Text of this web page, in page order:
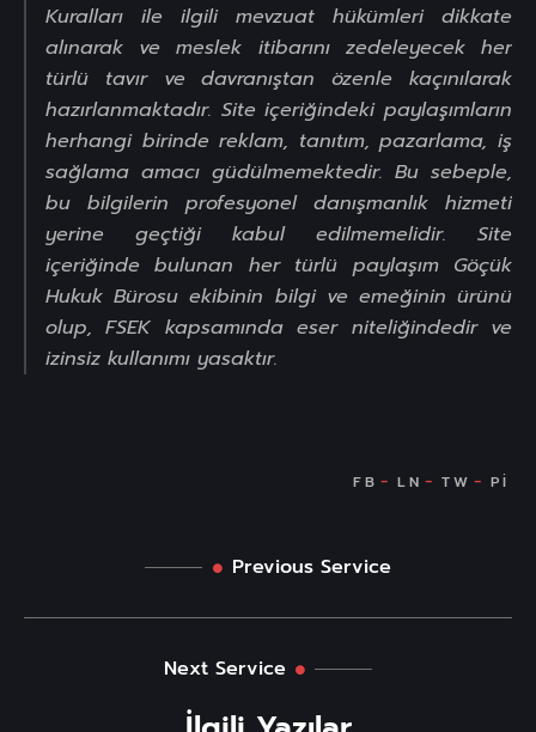
Kuralları ile ilgili mevzuat hükümleri dikkate
alınarak ve meslek itibarını zedeleyecek her
türlü tavır ve davranıştan özenle kaçınılarak
hazırlanmaktadır. Site içeriğindeki paylaşımların
herhangi birinde reklam, tanıtım, pazarlama, iş
sağlama amacı güdülmemektedir. Bu sebeple,
bu bilgilerin profesyonel danışmanlık hizmeti
yerine geçtiği kabul edilmemelidir. Site
içeriğinde bulunan her türlü paylaşım Göçük
Hukuk Bürosu ekibinin bilgi ve emeğinin ürünü
olup, FSEK kapsamında eser niteliğindedir ve
izinsiz kullanımı yasaktır.
Previous Service
Next Service